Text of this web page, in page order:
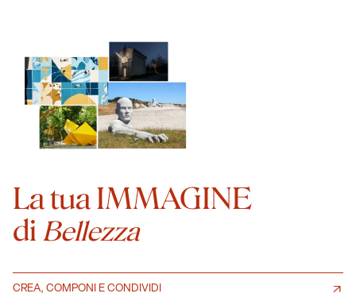
La tua IMMAGINE
di Bellezza
CREA, COMPONI E CONDIVIDI